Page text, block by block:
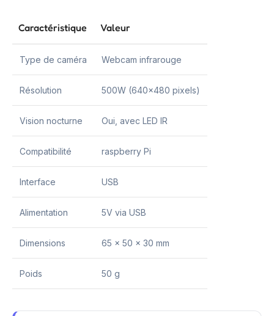
Caractéristique Valeur
Type de caméra Webcam infrarouge
Résolution 500W (640×480 pixels)
Vision nocturne Oui, avec LED IR
Compatibilité raspberry Pi
Interface USB
Alimentation 5V via USB
Dimensions 65 x 50 x 30 mm
Poids 50 g